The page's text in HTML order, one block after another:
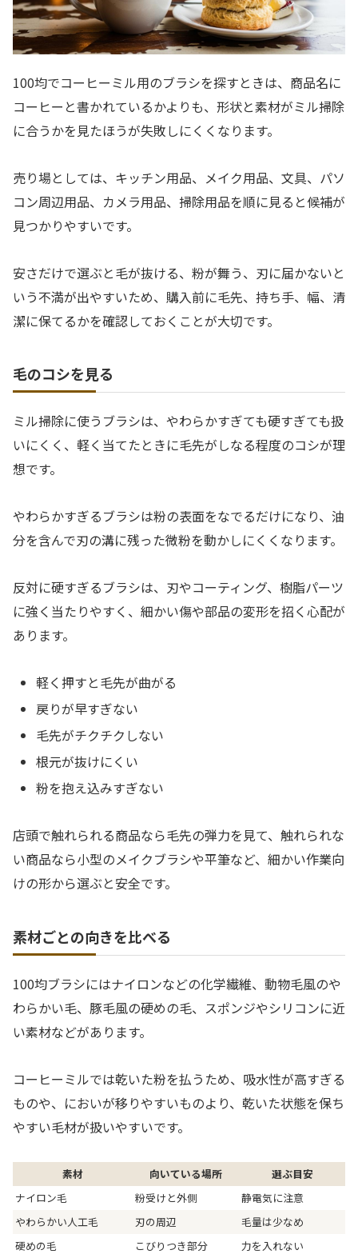
100均でコーヒーミル用のブラシを探すときは、商品名に
コーヒーと書かれているかよりも、形状と素材がミル掃除
に合うかを見たほうが失敗しにくくなります。
売り場としては、キッチン用品、メイク用品、文具、パソ
コン周辺用品、カメラ用品、掃除用品を順に見ると候補が
見つかりやすいです。
安さだけで選ぶと毛が抜ける、粉が舞う、刃に届かないと
いう不満が出やすいため、購入前に毛先、持ち手、幅、清
潔に保てるかを確認しておくことが大切です。
毛のコシを見る
ミル掃除に使うブラシは、やわらかすぎても硬すぎても扱
いにくく、軽く当てたときに毛先がしなる程度のコシが理
想です。
やわらかすぎるブラシは粉の表面をなでるだけになり、油
分を含んで刃の溝に残った微粉を動かしにくくなります。
反対に硬すぎるブラシは、刃やコーティング、樹脂パーツ
に強く当たりやすく、細かい傷や部品の変形を招く心配が
あります。
軽く押すと毛先が曲がる
戻りが早すぎない
毛先がチクチクしない
根元が抜けにくい
粉を抱え込みすぎない
店頭で触れられる商品なら毛先の弾力を見て、触れられな
い商品なら小型のメイクブラシや平筆など、細かい作業向
けの形から選ぶと安全です。
素材ごとの向きを比べる
100均ブラシにはナイロンなどの化学繊維、動物毛風のや
わらかい毛、豚毛風の硬めの毛、スポンジやシリコンに近
い素材などがあります。
コーヒーミルでは乾いた粉を払うため、吸水性が高すぎる
ものや、においが移りやすいものより、乾いた状態を保ち
やすい毛材が扱いやすいです。
素材 向いている場所
選ぶ目安
ナイロン毛
粉受けと外側
静電気に注意
やわらかい人工毛
刃の周辺
毛量は少なめ
硬めの毛
こびりつき部分
力を入れない